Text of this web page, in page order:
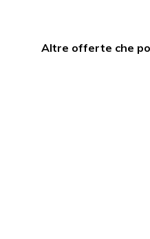
Altre offerte che